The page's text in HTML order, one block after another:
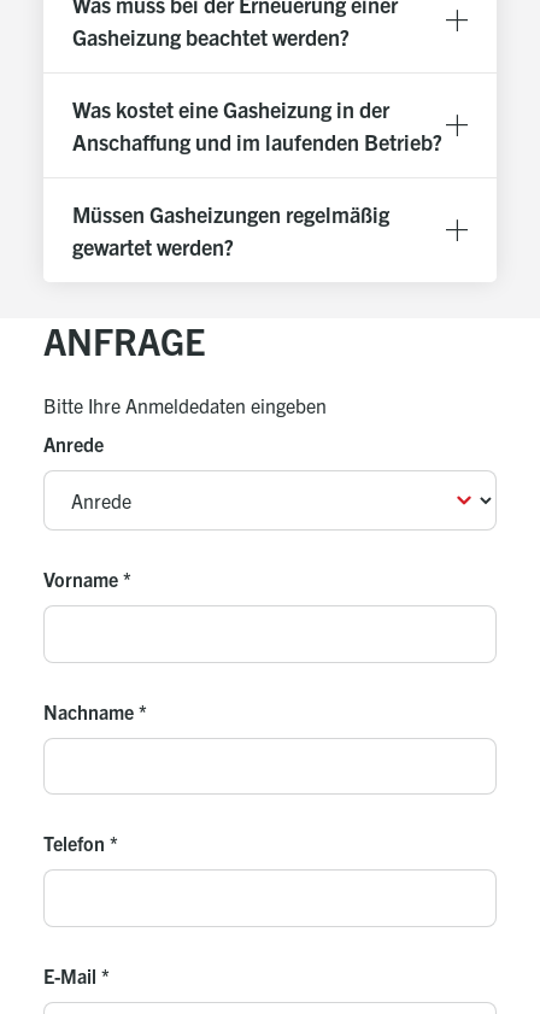
Gasheizung beachtet werden?
Was kostet eine Gasheizung in der
Anschaffung und im laufenden Betrieb?
Müssen Gasheizungen regelmäßig
gewartet werden?
ANFRAGE
Bitte Ihre Anmeldedaten eingeben
Anrede
Vorname *
Nachname *
Telefon *
E-Mail *